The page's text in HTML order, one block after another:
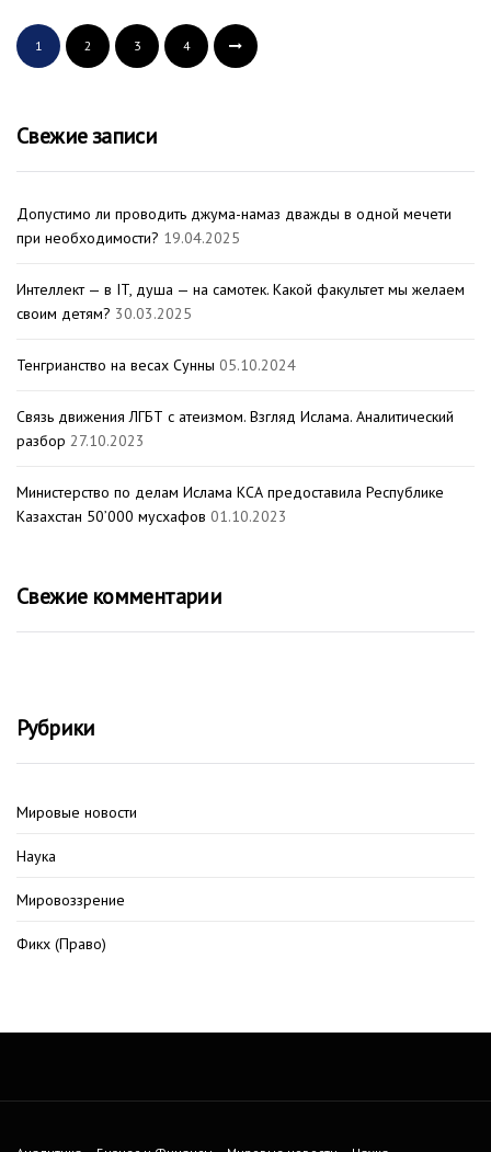
1 2 3 4
Свежие записи
Допустимо ли проводить джума-намаз дважды в одной мечети
при необходимости? 19.04.2025
Интеллект — в IT, душа — на самотек. Какой факультет мы желаем
своим детям? 30.03.2025
Тенгрианство на весах Сунны 05.10.2024
Связь движения ЛГБТ с атеизмом. Взгляд Ислама. Аналитический
разбор 27.10.2023
Министерство по делам Ислама КСА предоставила Республике
Казахстан 50’000 мусхафов 01.10.2023
Свежие комментарии
Рубрики
Мировые новости
Наука
Мировоззрение
Фикх (Право)